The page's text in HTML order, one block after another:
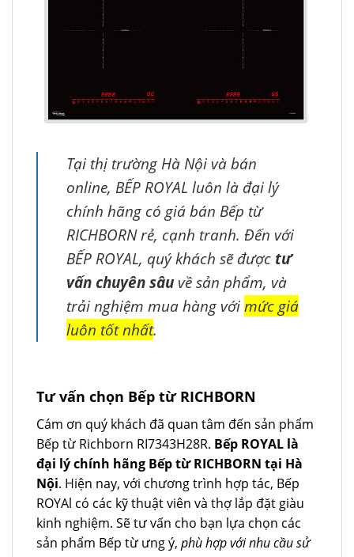
Tại thị trường Hà Nội và bán
online, BẾP ROYAL luôn là đại lý
chính hãng có giá bán Bếp từ
RICHBORN rẻ, cạnh tranh. Đến với
BẾP ROYAL, quý khách sẽ được tư
vấn chuyên sâu về sản phẩm, và
trải nghiệm mua hàng vớimức giá
luôn tốt nhất.
Tư vấn chọn Bếp từ RICHBORN
Cám ơn quý khách đã quan tâm đến sản phẩm
Bếp từ Richborn RI7343H28R. Bếp ROYAL là
đại lý chính hãng Bếp từ RICHBORN tại Hà
Nội. Hiện nay, với chương trình hợp tác, Bếp
ROYAl có các kỹ thuật viên và thợ lắp đặt giàu
kinh nghiệm. Sẽ tư vấn cho bạn lựa chọn các
sản phẩm Bếp từ ưng ý, phù hợp với nhu cầu sử